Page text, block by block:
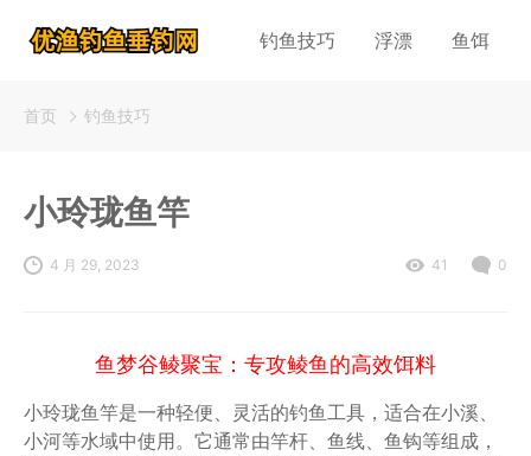
钓鱼技巧 浮漂 鱼饵
首页 钓鱼技巧
小玲珑鱼竿
4 月 29, 2023 41 0
鱼梦谷鲮聚宝：专攻鲮鱼的高效饵料
小玲珑鱼竿是一种轻便、灵活的钓鱼工具，适合在小溪、
小河等水域中使用。它通常由竿杆、鱼线、鱼钩等组成，